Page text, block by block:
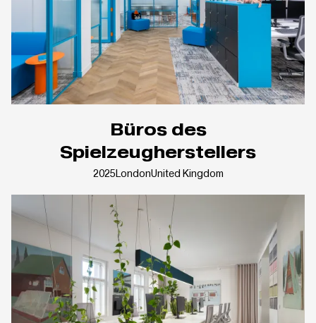
Büros des
Spielzeugherstellers
2025LondonUnited Kingdom